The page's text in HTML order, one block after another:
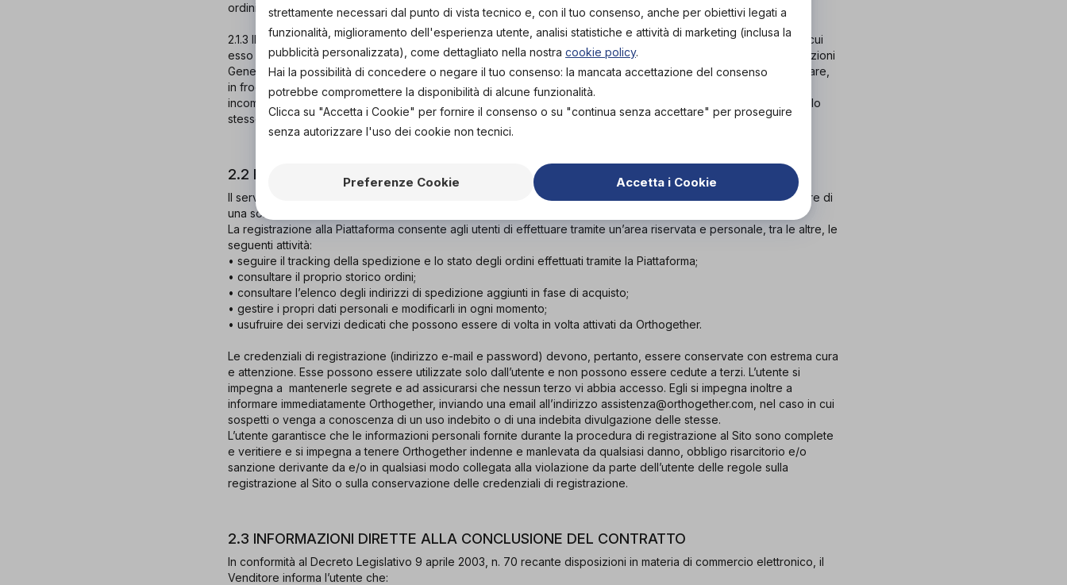
ordini irregolari.
2.1.3 Il Rivenditore si riserva, infine, il diritto di rifiutare o cancellare ordini che provengano: (i) da un utente con cui
esso abbia in corso un contenzioso legale; (ii) da un utente che abbia in precedenza violato le presenti “Condizioni
Generali di Vendita Marketplace”; (iii) da un utente che sia stato coinvolto in frodi di qualsiasi tipo ed, in particolare,
in frodi relative a pagamenti con carta di credito; (iv) da utenti che abbiano rilasciato dati identificativi falsi,
incompleti o comunque inesatti ovvero che non abbiano inviato tempestivamente al Rivenditore i documenti dallo
stesso eventualmente richiesti o che gli abbiano inviato documenti non validi.
2.2 REGISTRAZIONE ALLA PIATTAFORMA
Il servizio di registrazione è prestato da Orthogether ed è completamente gratuito per l’utente, che può usufruire di
una sola utenza.
La registrazione alla Piattaforma consente agli utenti di effettuare tramite un’area riservata e personale, tra le altre, le
seguenti attività:
• seguire il tracking della spedizione e lo stato degli ordini effettuati tramite la Piattaforma;
• consultare il proprio storico ordini;
• consultare l’elenco degli indirizzi di spedizione aggiunti in fase di acquisto;
• gestire i propri dati personali e modificarli in ogni momento;
• usufruire dei servizi dedicati che possono essere di volta in volta attivati da Orthogether.
Le credenziali di registrazione (indirizzo e-mail e password) devono, pertanto, essere conservate con estrema cura
e attenzione. Esse possono essere utilizzate solo dall’utente e non possono essere cedute a terzi. L’utente si
impegna a mantenerle segrete e ad assicurarsi che nessun terzo vi abbia accesso. Egli si impegna inoltre a
informare immediatamente Orthogether, inviando una email all’indirizzo assistenza@orthogether.com, nel caso in cui
sospetti o venga a conoscenza di un uso indebito o di una indebita divulgazione delle stesse.
L’utente garantisce che le informazioni personali fornite durante la procedura di registrazione al Sito sono complete
e veritiere e si impegna a tenere Orthogether indenne e manlevata da qualsiasi danno, obbligo risarcitorio e/o
sanzione derivante da e/o in qualsiasi modo collegata alla violazione da parte dell’utente delle regole sulla
registrazione al Sito o sulla conservazione delle credenziali di registrazione.
2.3 INFORMAZIONI DIRETTE ALLA CONCLUSIONE DEL CONTRATTO
In conformità al Decreto Legislativo 9 aprile 2003, n. 70 recante disposizioni in materia di commercio elettronico, il
Venditore informa l’utente che:
strettamente necessari dal punto di vista tecnico e, con il tuo consenso, anche per obiettivi legati a
funzionalità, miglioramento dell'esperienza utente, analisi statistiche e attività di marketing (inclusa la
pubblicità personalizzata), come dettagliato nella nostra cookie policy.
Hai la possibilità di concedere o negare il tuo consenso: la mancata accettazione del consenso
potrebbe compromettere la disponibilità di alcune funzionalità.
Clicca su "Accetta i Cookie" per fornire il consenso o su "continua senza accettare" per proseguire
senza autorizzare l'uso dei cookie non tecnici.
Preferenze Cookie Accetta i Cookie